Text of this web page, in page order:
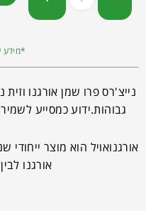
*מידע
נייצ'רס פרו שמן אורגנו
גבוהות.ידוע כמסייע
אורגנואויל הוא מוצר ייחודי
אורגנו